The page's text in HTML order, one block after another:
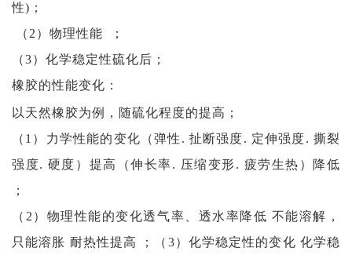
性)；
（2）物理性能 ；
（3）化学稳定性硫化后；
橡胶的性能变化：
以天然橡胶为例，随硫化程度的提高；
（1）力学性能的变化（弹性. 扯断强度. 定伸强度. 撕裂
强度. 硬度）提高（伸长率. 压缩变形. 疲劳生热）降低
；
（2）物理性能的变化透气率、透水率降低 不能溶解，
只能溶胀 耐热性提高 ；（3）化学稳定性的变化 化学稳